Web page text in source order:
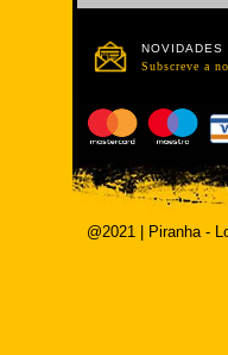
NOVIDADES
Subscreve a
@2021 | Piranha -